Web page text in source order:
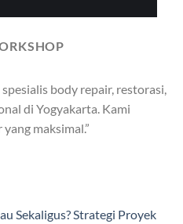
body repair, restorasi,
di Yogyakarta. Kami
maksimal.”
Sekaligus? Strategi Proyek